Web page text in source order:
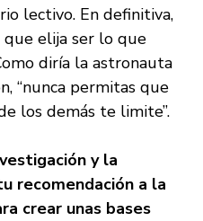
lectivo. En definitiva,
que elija ser lo que
diría la astronauta
“nunca permitas que
los demás te limite”.
y la
recomendación a la
crear unas bases